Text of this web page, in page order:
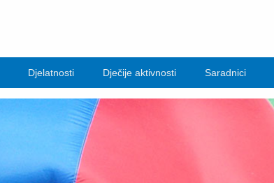
Djelatnosti Dječije aktivnosti Saradnici